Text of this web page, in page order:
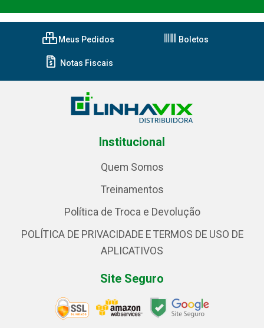
Meus Pedidos Boletos
Notas Fiscais
Institucional
Quem Somos
Treinamentos
Política de Troca e Devolução
POLÍTICA DE PRIVACIDADE E TERMOS DE USO DE
APLICATIVOS
Site Seguro